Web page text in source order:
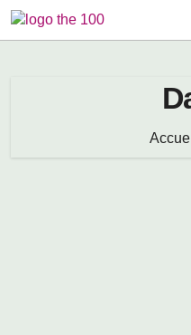
Passer
au